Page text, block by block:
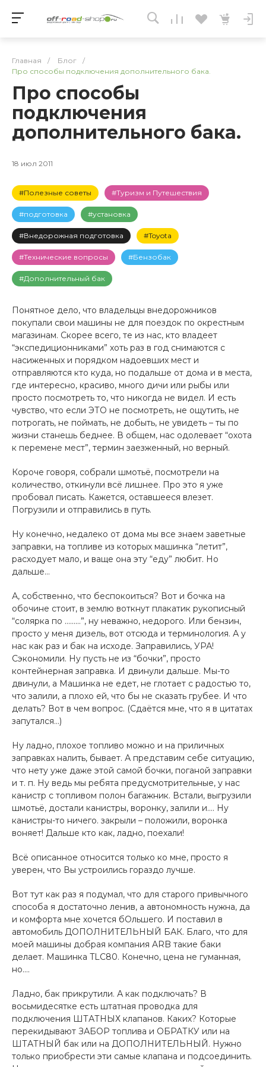
Главная / Блог
/
Про способы подключения дополнительного бака.
Про способы
подключения
дополнительного бака.
18 июл 2011
#Полезные советы #Туризм и Путешествия
#подготовка #установка
#Внедорожная подготовка #Toyota
#Технические вопросы #Бензобак
#Дополнительный бак
Понятное дело, что владельцы внедорожников
покупали свои машины не для поездок по окрестным
магазинам. Скорее всего, те из нас, кто владеет
“экспедиционниками” хоть раз в год снимаются с
насиженных и порядком надоевших мест и
отправляются кто куда, но подальше от дома и в места,
где интересно, красиво, много дичи или рыбы или
просто посмотреть то, что никогда не видел. И есть
чувство, что если ЭТО не посмотреть, не ощутить, не
потрогать, не поймать, не добыть, не увидеть – ты по
жизни станешь беднее. В общем, нас одолевает “охота
к перемене мест”, термин заезженный, но верный.
Короче говоря, собрали шмотьё, посмотрели на
количество, откинули всё лишнее. Про это я уже
пробовал писать. Кажется, оставшееся влезет.
Погрузили и отправились в путь.
Ну конечно, недалеко от дома мы все знаем заветные
заправки, на топливе из которых машинка “летит”,
расходует мало, и ваще она эту “еду” любит. Но
дальше…
А, собственно, что беспокоиться? Вот и бочка на
обочине стоит, в землю воткнут плакатик рукописный
“солярка по ………”, ну неважно, недорого. Или бензин,
просто у меня дизель, вот отсюда и терминология. А у
нас как раз и бак на исходе. Заправились, УРА!
Сэкономили. Ну пусть не из “бочки”, просто
контейнерная заправка. И двинули дальше. Мы-то
двинули, а Машинка не едет, не глотает с радостью то,
что залили, а плохо ей, что бы не сказать грубее. И что
делать? Вот в чем вопрос. (Сдаётся мне, что я в цитатах
запутался…)
Ну ладно, плохое топливо можно и на приличных
заправках налить, бывает. А представим себе ситуацию,
что нету уже даже этой самой бочки, поганой заправки
и т. п. Ну ведь мы ребята предусмотрительные, у нас
канистр с топливом полон багажник. Встали, выгрузили
шмотьё, достали канистры, воронку, залили и…. Ну
канистры-то ничего. закрыли – положили, воронка
воняет! Дальше кто как, ладно, поехали!
Всё описанное относится только ко мне, просто я
уверен, что Вы устроились гораздо лучше.
Вот тут как раз я подумал, что для старого привычного
способа я достаточно ленив, а автономность нужна, да
и комфорта мне хочется бОльшего. И поставил в
автомобиль ДОПОЛНИТЕЛЬНЫЙ БАК. Благо, что для
моей машины добрая компания ARB такие баки
делает. Машинка TLC80. Конечно, цена не гуманная,
но….
Ладно, бак прикрутили. А как подключать? В
восьмидесятке есть штатная проводка для
подключения ШТАТНЫХ клапанов. Каких? Которые
перекидывают ЗАБОР топлива и ОБРАТКУ или на
ШТАТНЫЙ бак или на ДОПОЛНИТЕЛЬНЫЙ. Нужно
только приобрести эти самые клапана и подсоединить.